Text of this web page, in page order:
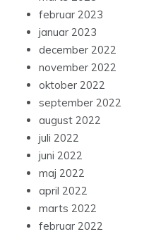
februar 2023
januar 2023
december 2022
november 2022
oktober 2022
september 2022
august 2022
juli 2022
juni 2022
maj 2022
april 2022
marts 2022
februar 2022